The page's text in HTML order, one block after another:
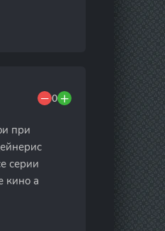
0
при
серии
кино а